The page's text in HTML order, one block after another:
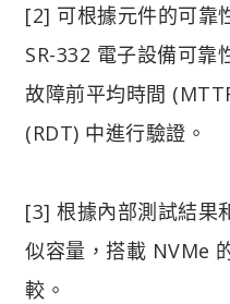
[2] 可根據元件的可
SR-332 電子設備可靠
故障前平均時間
(RDT) 中進行驗證。
[3] 根據內部測試結果
似容量，搭載 NVMe
較。